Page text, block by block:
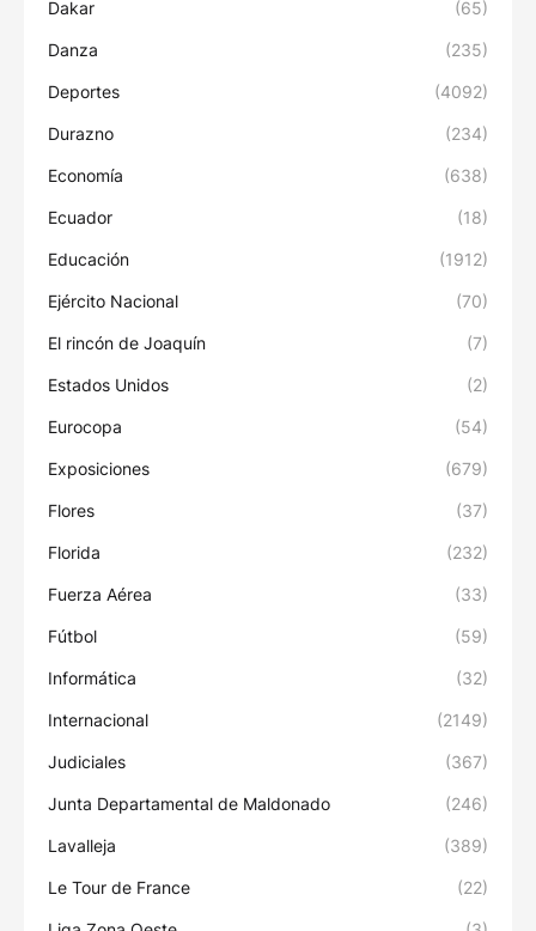
Dakar (65)
Danza (235)
Deportes (4092)
Durazno (234)
Economía (638)
Ecuador (18)
Educación (1912)
Ejército Nacional (70)
El rincón de Joaquín (7)
Estados Unidos (2)
Eurocopa (54)
Exposiciones (679)
Flores (37)
Florida (232)
Fuerza Aérea (33)
Fútbol (59)
Informática (32)
Internacional (2149)
Judiciales (367)
Junta Departamental de Maldonado (246)
Lavalleja (389)
Le Tour de France (22)